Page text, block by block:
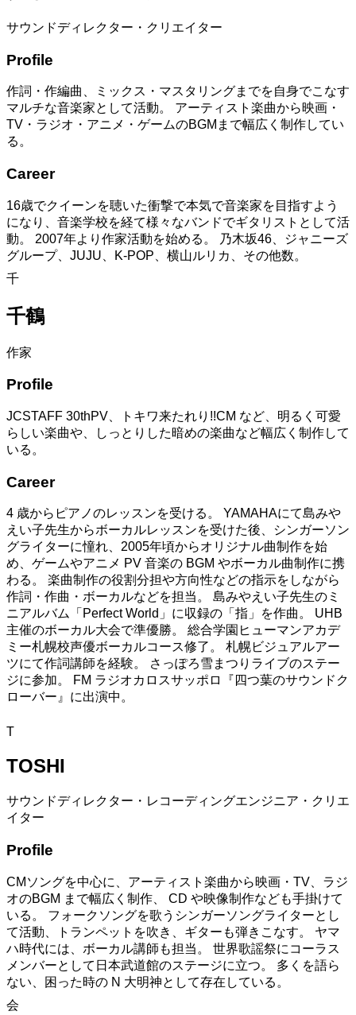
サウンドディレクター・クリエイター
Profile
作詞・作編曲、ミックス・マスタリングまでを自身でこなす
マルチな音楽家として活動。 アーティスト楽曲から映画・
TV・ラジオ・アニメ・ゲームのBGMまで幅広く制作してい
る。
Career
16歳でクイーンを聴いた衝撃で本気で音楽家を目指すよう
になり、音楽学校を経て様々なバンドでギタリストとして活
動。 2007年より作家活動を始める。 乃木坂46、ジャニーズ
グループ、JUJU、K-POP、横山ルリカ、その他数。
千
千鶴
作家
Profile
JCSTAFF 30thPV、トキワ来たれり!!CM など、明るく可愛
らしい楽曲や、しっとりした暗めの楽曲など幅広く制作して
いる。
Career
4 歳からピアノのレッスンを受ける。 YAMAHAにて島みや
えい子先生からボーカルレッスンを受けた後、シンガーソン
グライターに憧れ、2005年頃からオリジナル曲制作を始
め、ゲームやアニメ PV 音楽の BGM やボーカル曲制作に携
わる。 楽曲制作の役割分担や方向性などの指示をしながら
作詞・作曲・ボーカルなどを担当。 島みやえい子先生のミ
ニアルバム「Perfect World」に収録の「指」を作曲。 UHB
主催のボーカル大会で準優勝。 総合学園ヒューマンアカデ
ミー札幌校声優ボーカルコース修了。 札幌ビジュアルアー
ツにて作詞講師を経験。 さっぽろ雪まつりライブのステー
ジに参加。 FM ラジオカロスサッポロ『四つ葉のサウンドク
ローバー』に出演中。
T
TOSHI
サウンドディレクター・レコーディングエンジニア・クリエ
イター
Profile
CMソングを中心に、アーティスト楽曲から映画・TV、ラジ
オのBGM まで幅広く制作、 CD や映像制作なども手掛けて
いる。 フォークソングを歌うシンガーソングライターとし
て活動、トランペットを吹き、ギターも弾きこなす。 ヤマ
ハ時代には、ボーカル講師も担当。 世界歌謡祭にコーラス
メンバーとして日本武道館のステージに立つ。 多くを語ら
ない、困った時の N 大明神として存在している。
会